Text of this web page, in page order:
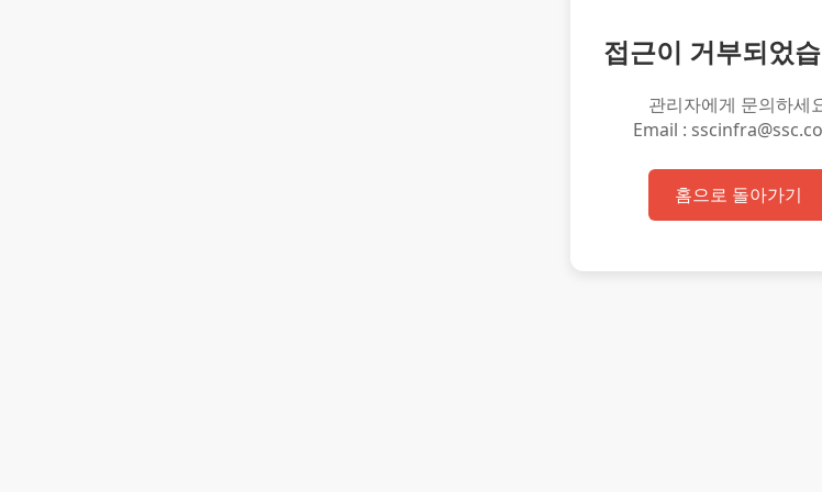
접근이 거부되었
관리자에게 문의하세
Email :
홈으로 돌아가기